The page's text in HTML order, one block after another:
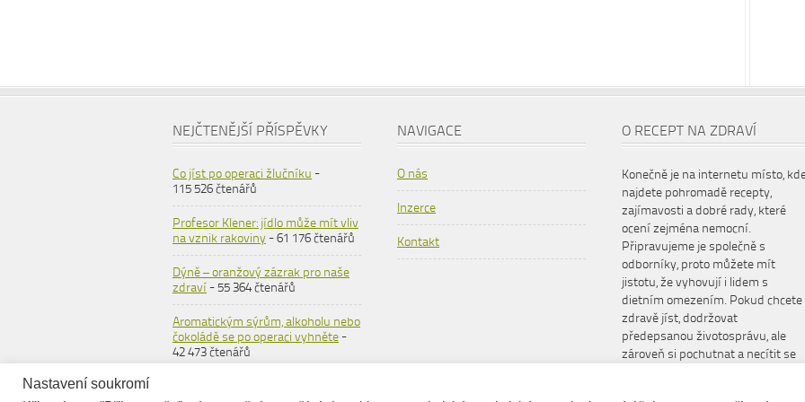
NEJČTENĚJŠÍ PŘÍSPĚVKY
Co jíst po operaci žlučníku -
115 526 čtenářů
Profesor Klener: jídlo může mít vliv
na vznik rakoviny- 61 176 čtenářů
Dýně – oranžový zázrak pro naše
zdraví- 55 364 čtenářů
Aromatickým sýrům, alkoholu nebo
čokoládě se po operaci vyhněte-
42 473 čtenářů
NAVIGACE
O nás
Inzerce
Kontakt
O RECEPT NA ZDRAVÍ
Konečně je na internetu místo,
najdete pohromadě recepty,
zajímavosti a dobré rady, které
ocení zejména nemocní.
Připravujeme je společně s
odborníky, proto můžete mít
jistotu, že vyhovují i lidem s
dietním omezením. Pokud chcete
zdravě jíst, dodržovat
předepsanou životosprávu, ale
zároveň si pochutnat a necítit se
Nastavení soukromí